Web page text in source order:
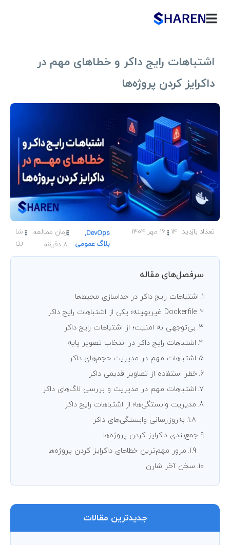
اشتباهات رایج داکر و خطاهای مهم در
داکرایز کردن پروژه‌ها
DevOps
,
بلاگ عمومی
زمان مطالعه:
8 دقیقه
شا
رن
14 16 مهر 1404
سرفصل‌های مقاله
اشتباهات رایج داکر در جداسازی محیط‌ها
Dockerfile غیربهینه؛ یکی از اشتباهات رایج داکر
بی‌توجهی به امنیت؛ از اشتباهات رایج داکر
اشتباهات رایج داکر در انتخاب تصویر پایه
اشتباهات مهم در مدیریت حجم‌های داکر
خطر استفاده از تصاویر قدیمی داکر
اشتباهات مهم در مدیریت و بررسی لاگ‌های داکر
مدیریت وابستگی‌ها؛ از اشتباهات رایج داکر
به‌روزرسانی وابستگی‌های داکر
جمع‌بندی داکرایز کردن پروژه‌ها
مرور مهم‌ترین خطاهای داکرایز کردن پروژه‌ها
سخن آخر شارن
جدیدترین مقالات